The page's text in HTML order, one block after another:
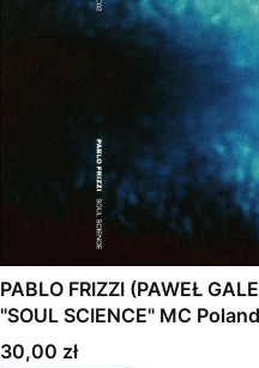
PABLO FRIZZI (PAWEŁ
"SOUL SCIENCE" MC Poland
Cena
30,00 zł